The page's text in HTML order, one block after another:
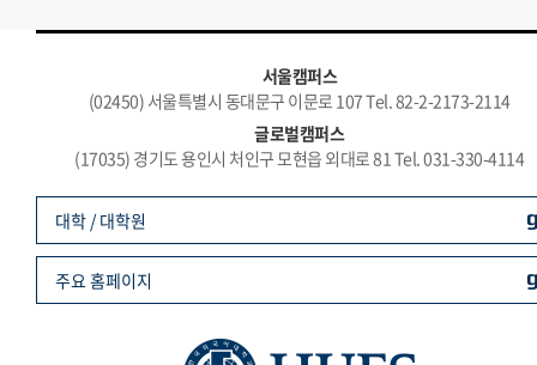
서울캠퍼스
(02450) 서울특별시 동대문구 이문로 107 Tel. 82-2-2173-2114
글로벌캠퍼스
(17035) 경기도 용인시 처인구 모현읍 외대로 81 Tel. 031-330-4114
대학 / 대학원
주요 홈페이지